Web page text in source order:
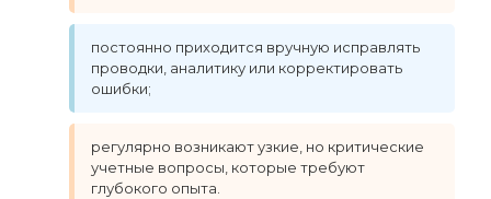
постоянно приходится вручную исправлять
проводки, аналитику или корректировать
ошибки;
регулярно возникают узкие, но критические
учетные вопросы, которые требуют
глубокого опыта.